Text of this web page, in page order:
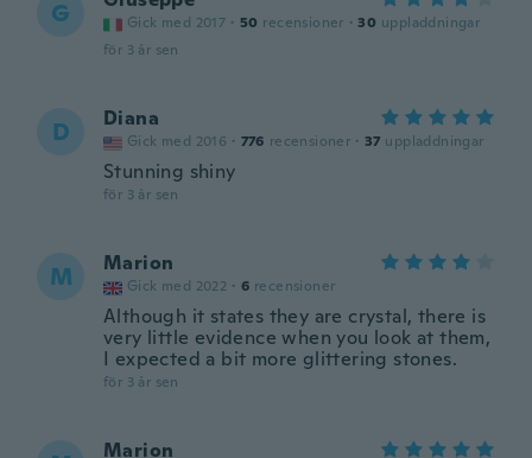
G Gick med 2017 · 50 recensioner · 30 uppladdningar
för 3 år sen
D Diana
Gick med 2016 · 776 recensioner · 37 uppladdningar
Stunning shiny
för 3 år sen
M Marion
Gick med 2022 · 6 recensioner
Although it states they are crystal, there is
very little evidence when you look at them,
I expected a bit more glittering stones.
för 3 år sen
Marion